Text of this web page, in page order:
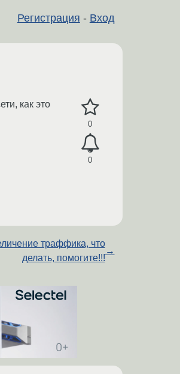
Регистрация - Вход
0
0
как это
траффика, что
делать, помогите!!!
→